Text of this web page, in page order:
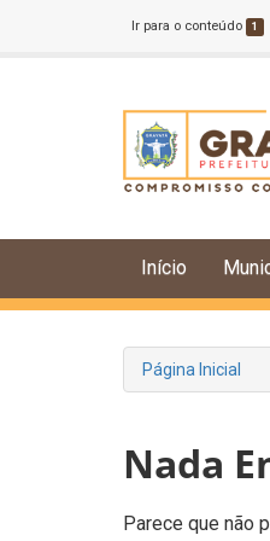
Ir para o conteúdo 1
Início
Página Inicial
Nada
Parece que não